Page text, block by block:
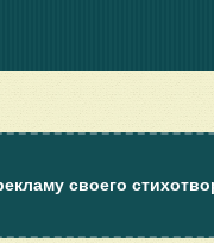
своего